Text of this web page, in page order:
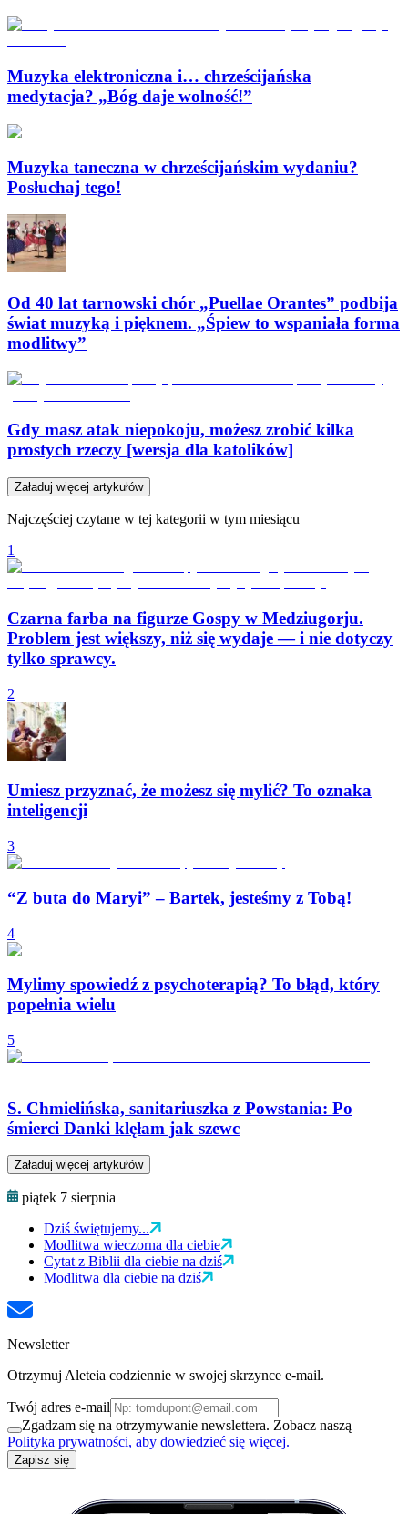
Muzyka elektroniczna i… chrześcijańska
medytacja? „Bóg daje wolność!”
Muzyka taneczna w chrześcijańskim wydaniu?
Posłuchaj tego!
Od 40 lat tarnowski chór „Puellae Orantes” podbija
świat muzyką i pięknem. „Śpiew to wspaniała forma
modlitwy”
Gdy masz atak niepokoju, możesz zrobić kilka
prostych rzeczy [wersja dla katolików]
Załaduj więcej artykułów
Najczęściej czytane w tej kategorii w tym miesiącu
1
Czarna farba na figurze Gospy w Medziugorju.
Problem jest większy, niż się wydaje — i nie dotyczy
tylko sprawcy.
2
Umiesz przyznać, że możesz się mylić? To oznaka
inteligencji
3
“Z buta do Maryi” – Bartek, jesteśmy z Tobą!
4
Mylimy spowiedź z psychoterapią? To błąd, który
popełnia wielu
5
S. Chmielińska, sanitariuszka z Powstania: Po
śmierci Danki klęłam jak szewc
Załaduj więcej artykułów
piątek 7 sierpnia
Dziś świętujemy...
Modlitwa wieczorna dla ciebie
Cytat z Biblii dla ciebie na dziś
Modlitwa dla ciebie na dziś
Newsletter
Otrzymuj Aleteia codziennie w swojej skrzynce e-mail.
Twój adres e-mail
Zgadzam się na otrzymywanie newslettera. Zobacz naszą
Polityka prywatności, aby dowiedzieć się więcej.
Zapisz się